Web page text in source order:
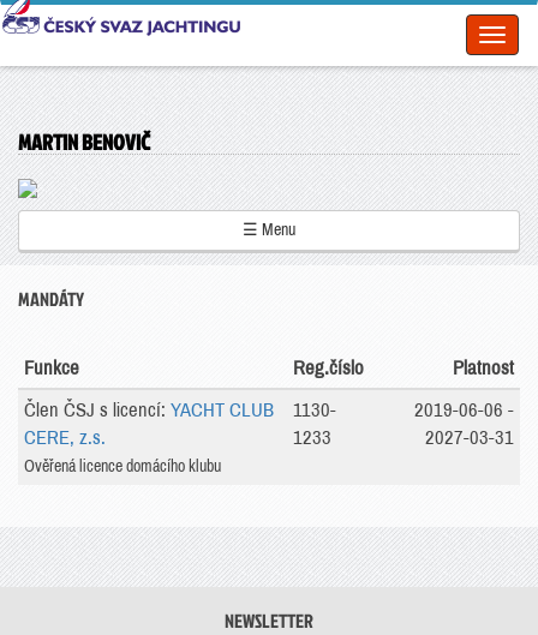
MARTIN BENOVIČ
☰ Menu
MANDÁTY
Funkce Reg.číslo Platnost
Člen ČSJ s licencí: YACHT CLUB
CERE, z.s.
Ověřená licence domácího klubu
1130-
1233
2019-06-06 -
2027-03-31
NEWSLETTER